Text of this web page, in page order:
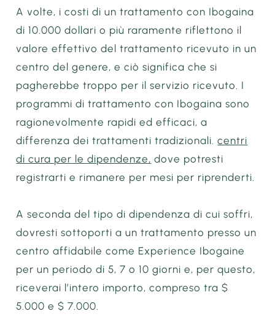
A volte, i costi di un trattamento con Ibogaina
di 10.000 dollari o più raramente riflettono il
valore effettivo del trattamento ricevuto in un
centro del genere, e ciò significa che si
pagherebbe troppo per il servizio ricevuto. I
programmi di trattamento con Ibogaina sono
ragionevolmente rapidi ed efficaci, a
differenza dei trattamenti tradizionali.centri
di cura per le dipendenze, dove potresti
registrarti e rimanere per mesi per riprenderti.
A seconda del tipo di dipendenza di cui soffri,
dovresti sottoporti a un trattamento presso un
centro affidabile come Experience Ibogaine
per un periodo di 5, 7 o 10 giorni e, per questo,
riceverai l’intero importo, compreso tra $
5.000 e $ 7.000.